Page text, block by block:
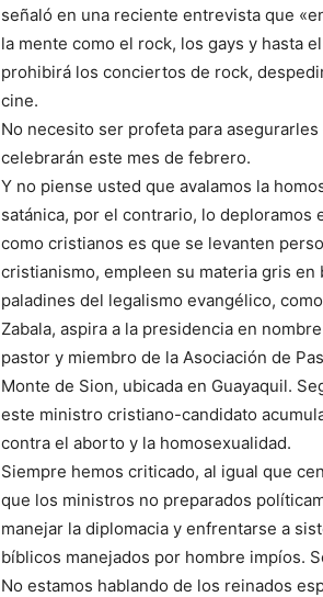
señaló en una reciente entrevista que
la mente como el rock, los gays y hasta
prohibirá los conciertos de rock,
cine.
No necesito ser profeta para
celebrarán este mes de febrero.
Y no piense usted que avalamos la
satánica, por el contrario, lo deploramos
como cristianos es que se levanten
cristianismo, empleen su materia gris
paladines del legalismo evangélico,
Zabala, aspira a la presidencia en
pastor y miembro de la Asociación de
Monte de Sion, ubicada en Guayaquil.
este ministro cristiano-candidato
contra el aborto y la homosexualidad.
Siempre hemos criticado, al igual que
que los ministros no preparados
manejar la diplomacia y enfrentarse a
bíblicos manejados por hombre impíos.
No estamos hablando de los reinados